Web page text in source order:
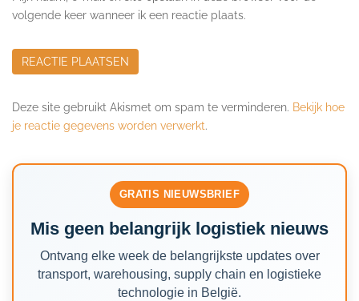
volgende keer wanneer ik een reactie plaats.
Deze site gebruikt Akismet om spam te verminderen. Bekijk hoe
je reactie gegevens worden verwerkt.
GRATIS NIEUWSBRIEF
Mis geen belangrijk logistiek nieuws
Ontvang elke week de belangrijkste updates over
transport, warehousing, supply chain en logistieke
technologie in België.